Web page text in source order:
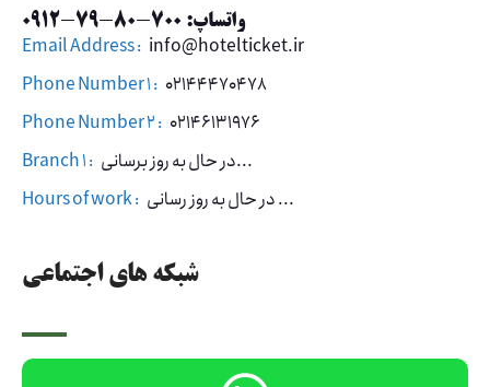
شبکه های اجتماعی
واتساپ: 700-80-79-0912
Email Address : info@hotelticket.ir
Phone Number 1 : 02144470478
Phone Number 2 : 02146131976
Branch 1 :
در حال به روز برسانی...
Hours of work :
در حال به روز رسانی ...